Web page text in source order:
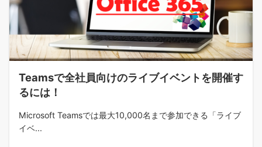
Teamsで全社員向けのライブイベントを開催す
るには！
Microsoft Teamsでは最大10,000名まで参加できる「ライブ
イベ...